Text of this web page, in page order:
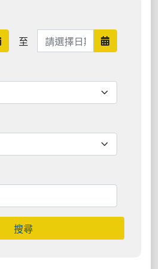
日期範圍開始
至 日期範圍結束 日期範圍